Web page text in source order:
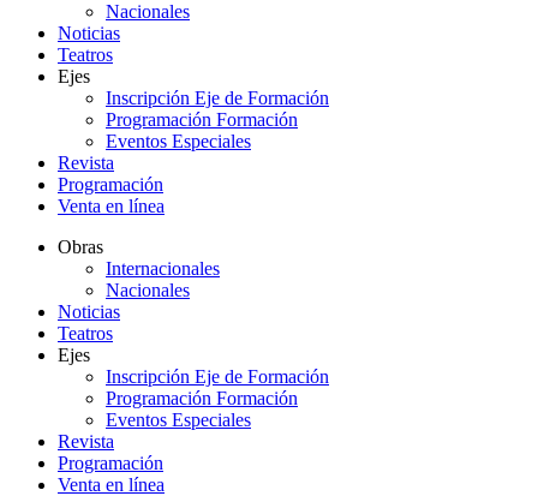
Nacionales
Noticias
Teatros
Ejes
Inscripción Eje de Formación
Programación Formación
Eventos Especiales
Revista
Programación
Venta en línea
Obras
Internacionales
Nacionales
Noticias
Teatros
Ejes
Inscripción Eje de Formación
Programación Formación
Eventos Especiales
Revista
Programación
Venta en línea